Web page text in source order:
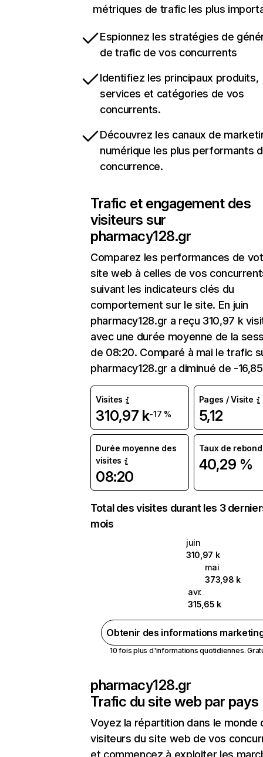
métriques de trafic les plus
Espionnez les stratégies de
de trafic de vos concurrents
Identifiez les principaux produits,
services et catégories de vos
concurrents.
Découvrez les canaux de
numérique les plus performants
concurrence.
Trafic et engagement des
visiteurs sur
pharmacy128.gr
Comparez les performances de
site web à celles de vos
suivant les indicateurs clés du
comportement sur le site. En juin
pharmacy128.gr a reçu 310,97 k
avec une durée moyenne de la
de 08:20. Comparé à mai le trafic
pharmacy128.gr a diminué de -
Visites
310,97 k-17 %
Pages / Visite
5,12
Durée moyenne des
visites
08:20
Taux de rebond
40,29 %
Total des visites durant les 3
mois
juin
310,97 k
mai
373,98 k
avr.
315,65 k
Obtenir des informations
10 fois plus d'informations quotidiennes.
pharmacy128.gr
Trafic du site web par pays
Voyez la répartition dans le monde
visiteurs du site web de vos
et commencez à exploiter les